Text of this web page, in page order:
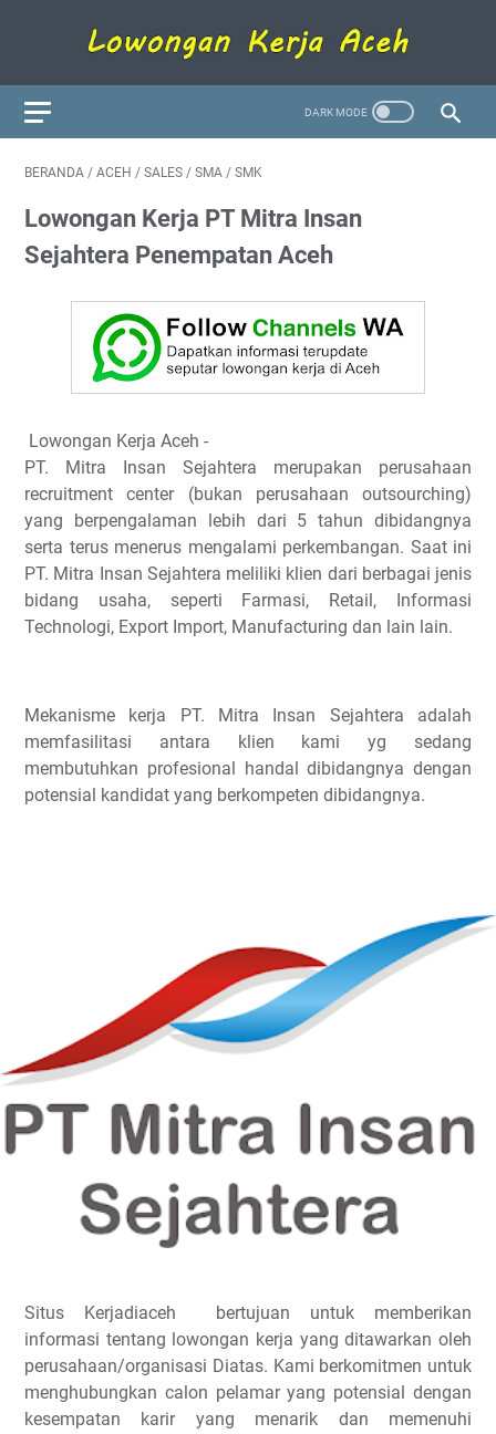
BERANDA / ACEH / SALES / SMA / SMK
Lowongan Kerja PT Mitra Insan
Sejahtera Penempatan Aceh
Lowongan Kerja Aceh -
PT. Mitra Insan Sejahtera merupakan perusahaan
recruitment center (bukan perusahaan outsourching)
yang berpengalaman lebih dari 5 tahun dibidangnya
serta terus menerus mengalami perkembangan. Saat ini
PT. Mitra Insan Sejahtera meliliki klien dari berbagai jenis
bidang usaha, seperti Farmasi, Retail, Informasi
Technologi, Export Import, Manufacturing dan lain lain.
Mekanisme kerja PT. Mitra Insan Sejahtera adalah
memfasilitasi antara klien kami yg sedang
membutuhkan profesional handal dibidangnya dengan
potensial kandidat yang berkompeten dibidangnya.
Situs Kerjadiaceh bertujuan untuk memberikan
informasi tentang lowongan kerja yang ditawarkan oleh
perusahaan/organisasi Diatas. Kami berkomitmen untuk
menghubungkan calon pelamar yang potensial dengan
kesempatan karir yang menarik dan memenuhi